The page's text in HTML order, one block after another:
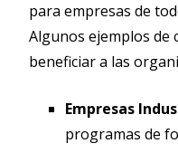
para empresas de
Algunos ejemplos de
beneficiar a las
Empresas
programas de